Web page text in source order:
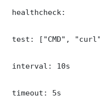
healthcheck:
test: ["CMD",
interval: 10s
timeout: 5s